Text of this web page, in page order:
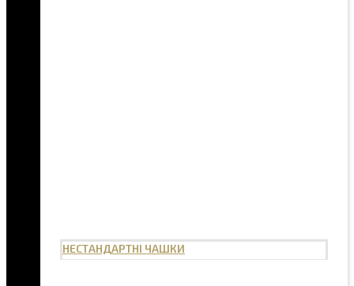
НЕСТАНДАРТНІ ЧАШКИ